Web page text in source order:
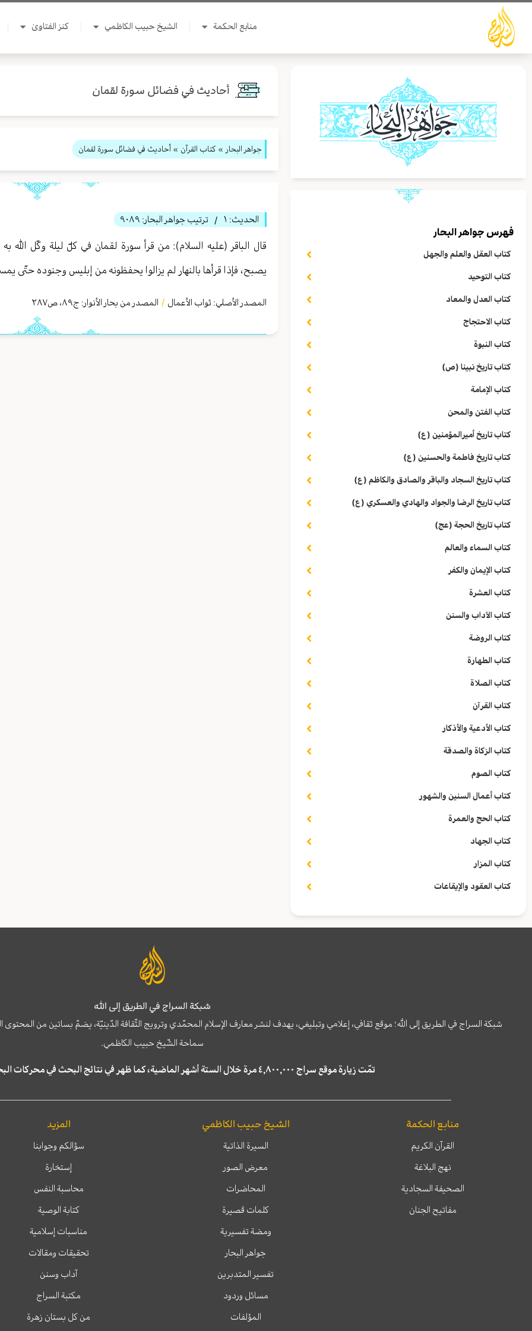
تخطي
المحتوى
منابع الحكمة الشيخ حبيب الكاظمي كنز الفتاوىٰ
فهرس جواهر البحار
كتاب العقل والعلم والجهل
كتاب التوحيد
كتاب العدل والمعاد
كتاب الاحتجاج
كتاب النبوة
كتاب تاريخ نبينا (ص)
كتاب الإمامة
كتاب الفتن والمحن
كتاب تاريخ أميرالمؤمنين (ع)
كتاب تاريخ فاطمة والحسنين (ع)
كتاب تاريخ السجاد والباقر والصادق والكاظم (ع)
كتاب تاريخ الرضا والجواد والهادي والعسكري (ع)
كتاب تاريخ الحجة (عج)
كتاب السماء والعالم
كتاب الإيمان والكفر
كتاب العشرة
كتاب الآداب والسنن
كتاب الروضة
كتاب الطهارة
كتاب الصلاة
كتاب القرآن
كتاب الأدعية والأذكار
كتاب الزكاة والصدقة
كتاب الصوم
كتاب أعمال السنين والشهور
كتاب الحج والعمرة
كتاب الجهاد
كتاب المزار
كتاب العقود والإيقاعات
أحاديث في فضائل سورة لقمان
جواهر البحار » كتاب القرآن » أحاديث في فضائل سورة لقمان
الحديث: ١ / ترتيب جواهر البحار: ٩٠٨٩
قال الباقر (عليه السلام): من قرأ سورة لقمان في كلّ ليلة وكّل
يصبح، فإذا قرأها بالنهار لم يزالوا يحفظونه من إبليس وجنوده حتّى
المصدر الأصلي: ثواب الأعمال / المصدر من بحار الأنوار: ج٨٩، ص٢٨٧
شبكة السراج في الطريق إلى الله
شبكة السراج في الطريق إلى الله؛ موقع ثقافي، إعلامي وتبليغي، يهدف لنشر معارف الإسلام المحمّدي وترويج الثّقافة الدّينيّة، يضمّ بساتين من
سماحة الشّيخ حبيب الكاظمي.
تمّت زيارة موقع سراج ٤,٨٠٠,٠٠٠ مرة خلال الستة أشهر الماضية، كما ظهر في نتائج البحث في محركات البحث٢٢,٢٩٠,٠٠٠ مرّة.
منابع الحكمة
القرآن الكريم
نهج البلاغة
الصحيفة السجادية
مفاتيح الجنان
الشيخ حبيب الكاظمي
السيرة الذاتية
معرض الصور
المحاضرات
كلمات قصيرة
ومضة تفسيرية
جواهر البحار
تفسير المتدبرين
مسائل وردود
المؤلفات
المزيد
سؤالكم وجوابنا
إستخارة
محاسبة النفس
كتابة الوصية
مناسبات إسلامية
تحقيقات ومقالات
آداب وسنن
مكتبة السراج
من كل بستان زهرة